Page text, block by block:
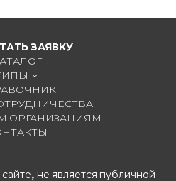
ЗАЯВКУ
ОРГАНИЗАЦИЯМ
не является публичной